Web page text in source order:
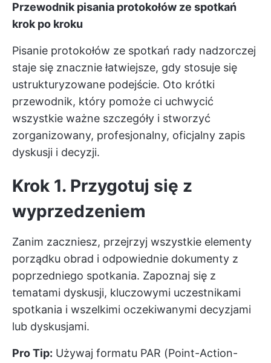
Przewodnik pisania protokołów ze spotkań
krok po kroku
Pisanie protokołów ze spotkań rady nadzorczej
staje się znacznie łatwiejsze, gdy stosuje się
ustrukturyzowane podejście. Oto krótki
przewodnik, który pomoże ci uchwycić
wszystkie ważne szczegóły i stworzyć
zorganizowany, profesjonalny, oficjalny zapis
dyskusji i decyzji.
Krok 1. Przygotuj się z
wyprzedzeniem
Zanim zaczniesz, przejrzyj wszystkie elementy
porządku obrad i odpowiednie dokumenty z
poprzedniego spotkania. Zapoznaj się z
tematami dyskusji, kluczowymi uczestnikami
spotkania i wszelkimi oczekiwanymi decyzjami
lub dyskusjami.
Pro Tip: Używaj formatu PAR (Point-Action-